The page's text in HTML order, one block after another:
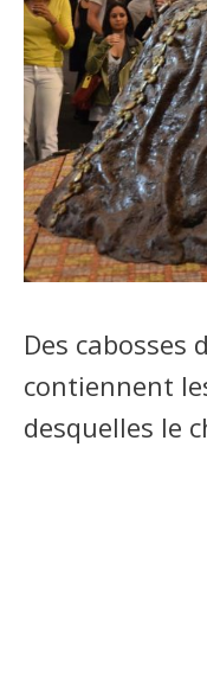
Des cabosses
contiennent
desquelles le